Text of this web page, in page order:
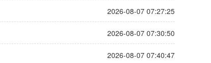
2026-08-07 07:27:25
2026-08-07 07:30:50
2026-08-07 07:40:47